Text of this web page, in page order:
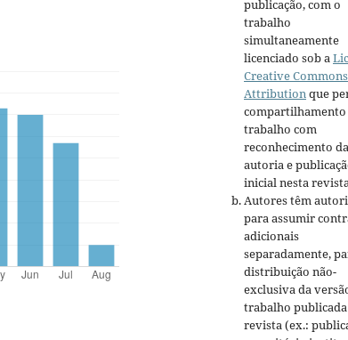
publicação, com o
trabalho
simultaneamente
licenciado sob a
Creative Commons
Attributionque
compartilhamento
trabalho com
reconhecimento da
autoria e
inicial nesta
Autores têm
para assumir
adicionais
separadamente,
distribuição não-
exclusiva da
trabalho
revista (ex.: